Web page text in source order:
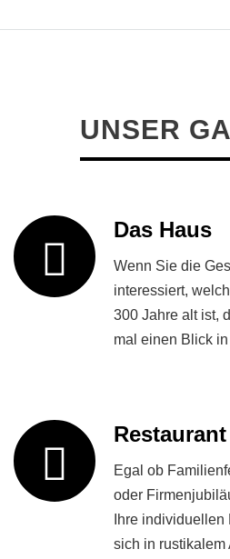
UNSER
Das Haus
Wenn Sie die
interessiert,
300 Jahre alt ist,
mal einen Blick
Restaurant
Egal ob
oder
Ihre
sich in rustikalem